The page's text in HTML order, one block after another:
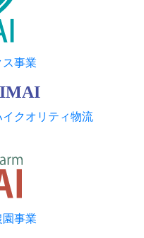
ス事業
クオリティ物流
事業